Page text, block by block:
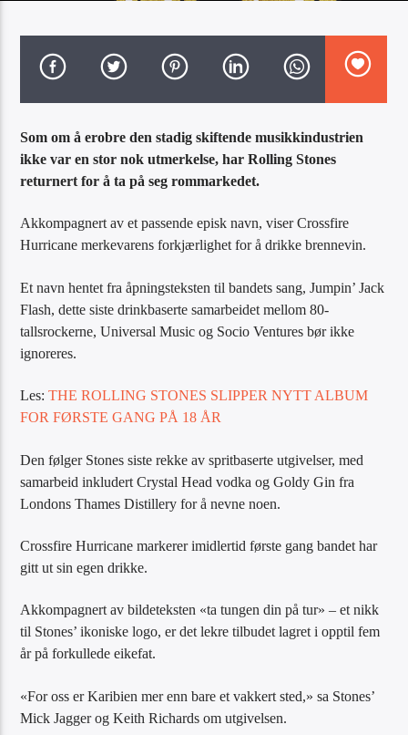
Radio Tango
Som om å erobre den stadig skiftende musikkindustrien
ikke var en stor nok utmerkelse, har Rolling Stones
returnert for å ta på seg rommarkedet.
Akkompagnert av et passende episk navn, viser Crossfire
Hurricane merkevarens forkjærlighet for å drikke brennevin.
Et navn hentet fra åpningsteksten til bandets sang, Jumpin’ Jack
Flash, dette siste drinkbaserte samarbeidet mellom 80-
tallsrockerne, Universal Music og Socio Ventures bør ikke
ignoreres.
Les:THE ROLLING STONES SLIPPER NYTT ALBUM
FOR FØRSTE GANG PÅ 18 ÅR
Den følger Stones siste rekke av spritbaserte utgivelser, med
samarbeid inkludert Crystal Head vodka og Goldy Gin fra
Londons Thames Distillery for å nevne noen.
Crossfire Hurricane markerer imidlertid første gang bandet har
gitt ut sin egen drikke.
Akkompagnert av bildeteksten «ta tungen din på tur» – et nikk
til Stones’ ikoniske logo, er det lekre tilbudet lagret i opptil fem
år på forkullede eikefat.
«For oss er Karibien mer enn bare et vakkert sted,» sa Stones’
Mick Jagger og Keith Richards om utgivelsen.